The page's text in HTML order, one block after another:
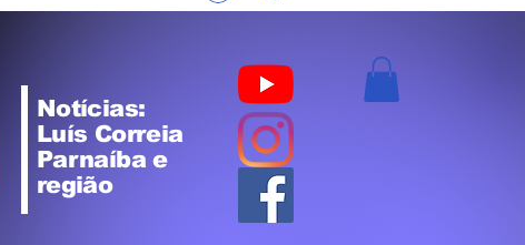
Notícias:
Luís Correia
Parnaíba e
região